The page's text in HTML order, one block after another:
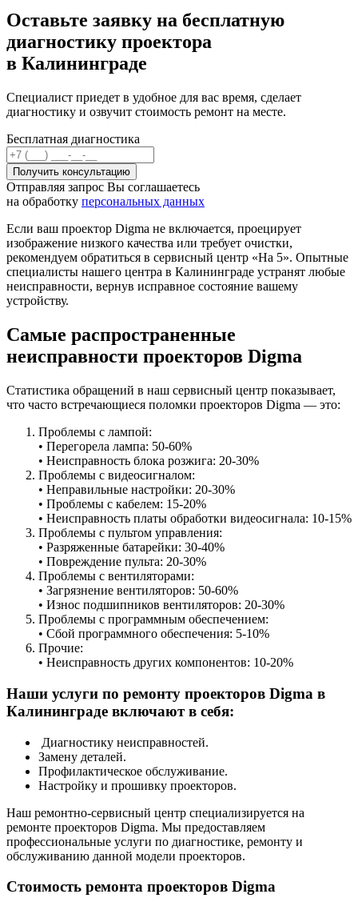
Оставьте заявку на бесплатную
диагностику проектора
в Калининграде
Специалист приедет в удобное для вас время, сделает
диагностику и озвучит стоимость ремонт на месте.
Бесплатная диагностика
Отправляя запрос Вы соглашаетесь
на обработку персональных данных
Если ваш проектор Digma не включается, проецирует
изображение низкого качества или требует очистки,
рекомендуем обратиться в сервисный центр «На 5». Опытные
специалисты нашего центра в Калининграде устранят любые
неисправности, вернув исправное состояние вашему
устройству.
Самые распространенные
неисправности проекторов Digma
Статистика обращений в наш сервисный центр показывает,
что часто встречающиеся поломки проекторов Digma — это:
Проблемы с лампой:
• Перегорела лампа: 50-60%
• Неисправность блока розжига: 20-30%
Проблемы с видеосигналом:
• Неправильные настройки: 20-30%
• Проблемы с кабелем: 15-20%
• Неисправность платы обработки видеосигнала: 10-15%
Проблемы с пультом управления:
• Разряженные батарейки: 30-40%
• Повреждение пульта: 20-30%
Проблемы с вентиляторами:
• Загрязнение вентиляторов: 50-60%
• Износ подшипников вентиляторов: 20-30%
Проблемы с программным обеспечением:
• Сбой программного обеспечения: 5-10%
Прочие:
• Неисправность других компонентов: 10-20%
Наши услуги по ремонту проекторов Digma в
Калининграде включают в себя:
Диагностику неисправностей.
Замену деталей.
Профилактическое обслуживание.
Настройку и прошивку проекторов.
Наш ремонтно-сервисный центр специализируется на
ремонте проекторов Digma. Мы предоставляем
профессиональные услуги по диагностике, ремонту и
обслуживанию данной модели проекторов.
Стоимость ремонта проекторов Digma